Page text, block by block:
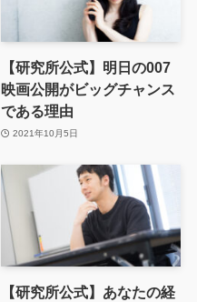
【研究所公式】明日の007
映画公開がビッグチャンス
である理由
2021年10月5日
【研究所公式】あなたの経